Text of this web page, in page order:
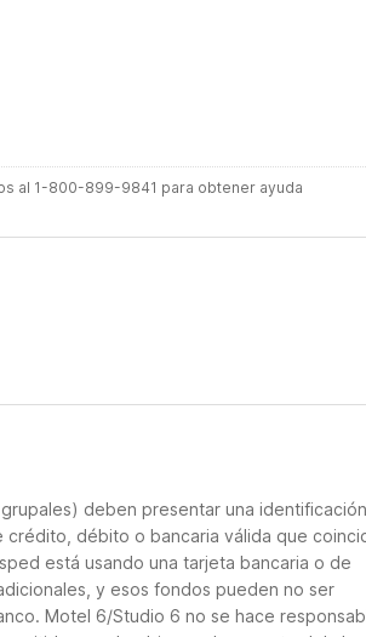
al 1-800-899-9841 para obtener ayuda
deben presentar una identificación
débito o bancaria válida que
está usando una tarjeta bancaria o de
y esos fondos pueden no ser
Motel 6/Studio 6 no se hace